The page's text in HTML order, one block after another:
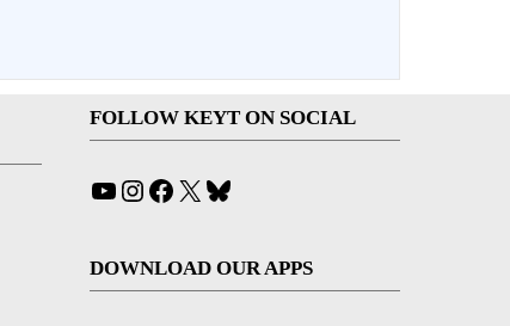
FOLLOW KEYT ON SOCIAL
YouTube
Instagram
Facebook
X
DOWNLOAD OUR APPS